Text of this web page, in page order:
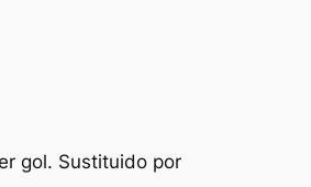
gol. Sustituido por